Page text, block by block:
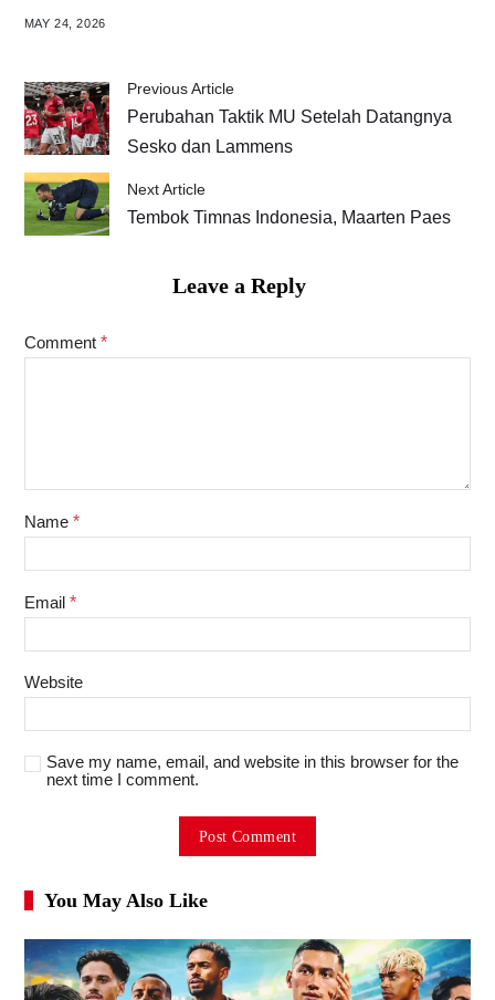
MAY 24, 2026
Previous Article
Perubahan Taktik MU Setelah Datangnya
Sesko dan Lammens
Next Article
Tembok Timnas Indonesia, Maarten Paes
Leave a Reply
Comment *
Name *
Email *
Website
Save my name, email, and website in this browser for the
next time I comment.
You May Also Like